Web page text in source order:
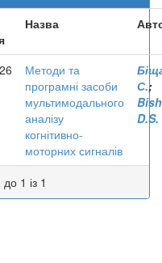
Назва
Методи та
програмні засоби
мультимодального
аналізу
когнітивно-
моторних сигналів
С.;
D.S.
1 із 1